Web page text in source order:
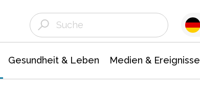
Gesundheit & Leben Medien & Ereignisse